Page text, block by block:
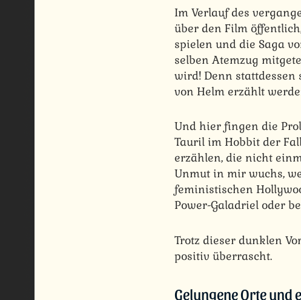
Im Verlauf des
über den Film
spielen und die Saga
selben Atemzug
wird! Denn stattdessen
von Helm erzählt
Und hier fingen die
Tauril im Hobbit der
erzählen, die nicht
Unmut in mir wuchs,
feministischen
Power-Galadriel oder
Trotz dieser dunklen
positiv überrascht.
Gelungene Orte